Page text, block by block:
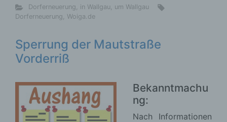
Dorferneuerung, in Wallgau, um Wallgau
Dorferneuerung, Woiga.de
Sperrung der Mautstraße
Vorderriß
Bekanntmachu
ng:
Nach Informationen